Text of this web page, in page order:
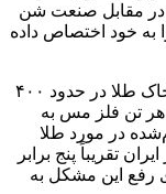
در مقابل صنعت شن
خود اختصاص داده
به عبارت بهتر برای تولید یک کیلوگرم طلا از خاک طلا در حدود ۴۰۰
هر تن فلز مس به
در مورد طلا
تقریباً پنج برابر
رفع این مشکل به